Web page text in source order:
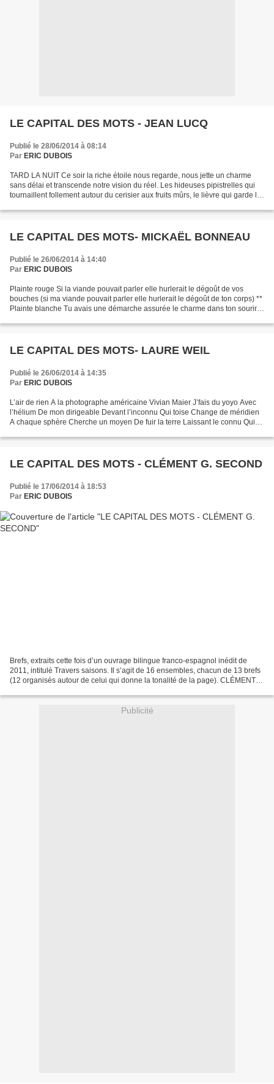
LE CAPITAL DES MOTS - JEAN LUCQ
Publié le 28/06/2014 à 08:14
Par ERIC DUBOIS
TARD LA NUIT Ce soir la riche étoile nous regarde, nous jette un charme
sans délai et transcende notre vision du réel. Les hideuses pipistrelles qui
tournaillent follement autour du cerisier aux fruits mûrs, le lièvre qui garde le
LE CAPITAL DES MOTS- MICKAËL BONNEAU
Publié le 26/06/2014 à 14:40
Par ERIC DUBOIS
Plainte rouge Si la viande pouvait parler elle hurlerait le dégoût de vos
bouches (si ma viande pouvait parler elle hurlerait le dégoût de ton corps) **
Plainte blanche Tu avais une démarche assurée le charme dans ton sourire
LE CAPITAL DES MOTS- LAURE WEIL
Publié le 26/06/2014 à 14:35
Par ERIC DUBOIS
L’air de rien A la photographe américaine Vivian Maier J’fais du yoyo Avec
l’hélium De mon dirigeable Devant l’inconnu Qui toise Change de méridien
A chaque sphère Cherche un moyen De fuir la terre Laissant le connu Qui
LE CAPITAL DES MOTS - CLÉMENT G. SECOND
Publié le 17/06/2014 à 18:53
Par ERIC DUBOIS
Brefs, extraits cette fois d’un ouvrage bilingue franco-espagnol inédit de
2011, intitulé Travers saisons. Il s’agit de 16 ensembles, chacun de 13 brefs
(12 organisés autour de celui qui donne la tonalité de la page). CLÉMENT
Publicité